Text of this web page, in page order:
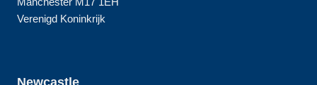
Verenigd Koninkrijk